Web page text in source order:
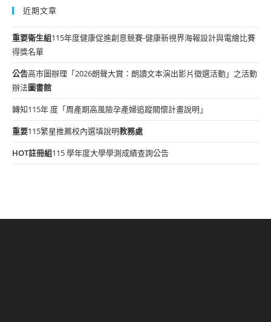
近期文章
重要衛生組115年度健康促進創意競賽-健康新視界海報設計與電繪比賽
得獎名單
公告高市圖辦理「2026朗聲大賞：朗讀文本演出影片徵選活動」之活動
辦法圖書館
轉知115年 度「周產期高風險孕產婦追蹤關懷計畫說明」
重要115繁星推薦校內選填說明教務處
HOT註冊組115 學年度大學學測成績查詢公告